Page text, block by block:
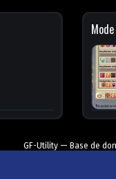
GF-Utility — Base de